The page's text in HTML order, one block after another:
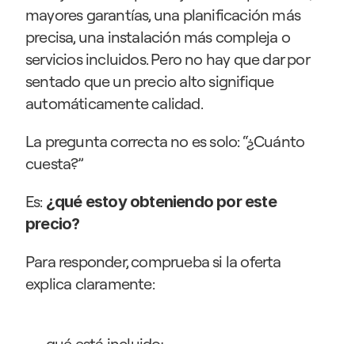
mayores garantías, una planificación más
precisa, una instalación más compleja o
servicios incluidos. Pero no hay que dar por
sentado que un precio alto signifique
automáticamente calidad.
La pregunta correcta no es solo: “¿Cuánto
cuesta?”
Es: ¿qué estoy obteniendo por este
precio?
Para responder, comprueba si la oferta
explica claramente: